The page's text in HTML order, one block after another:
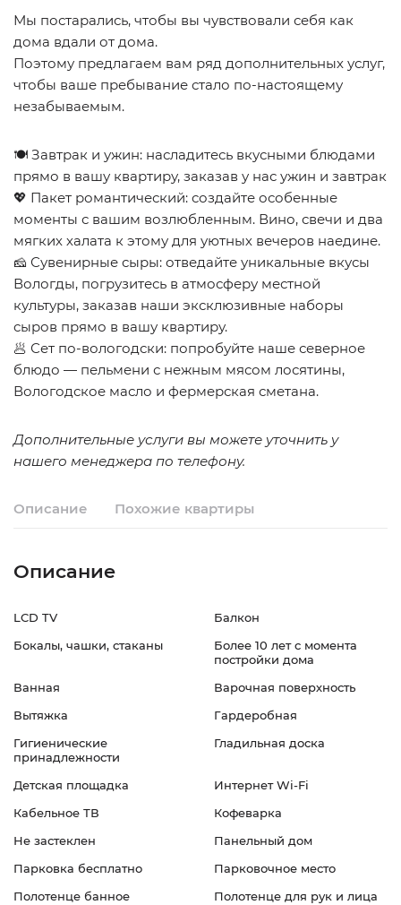
Мы постарались, чтобы вы чувствовали себя как
дома вдали от дома.
Поэтому предлагаем вам ряд дополнительных услуг,
чтобы ваше пребывание стало по-настоящему
незабываемым.
🍽 Завтрак и ужин: насладитесь вкусными блюдами
прямо в вашу квартиру, заказав у нас ужин и завтрак
💖 Пакет романтический: создайте особенные
моменты с вашим возлюбленным. Вино, свечи и два
мягких халата к этому для уютных вечеров наедине.
🧀 Сувенирные сыры: отведайте уникальные вкусы
Вологды, погрузитесь в атмосферу местной
культуры, заказав наши эксклюзивные наборы
сыров прямо в вашу квартиру.
🥟 Сет по-вологодски: попробуйте наше северное
блюдо — пельмени с нежным мясом лосятины,
Вологодское масло и фермерская сметана.
Дополнительные услуги вы можете уточнить у
нашего менеджера по телефону.
Описание Похожие квартиры
Описание
LCD TV
Балкон
Бокалы, чашки, стаканы
Более 10 лет с момента
постройки дома
Ванная
Варочная поверхность
Вытяжка
Гардеробная
Гигиенические
принадлежности
Гладильная доска
Детская площадка
Интернет Wi-Fi
Кабельное ТВ
Кофеварка
Не застеклен
Панельный дом
Парковка бесплатно
Парковочное место
Полотенце банное
Полотенце для рук и лица